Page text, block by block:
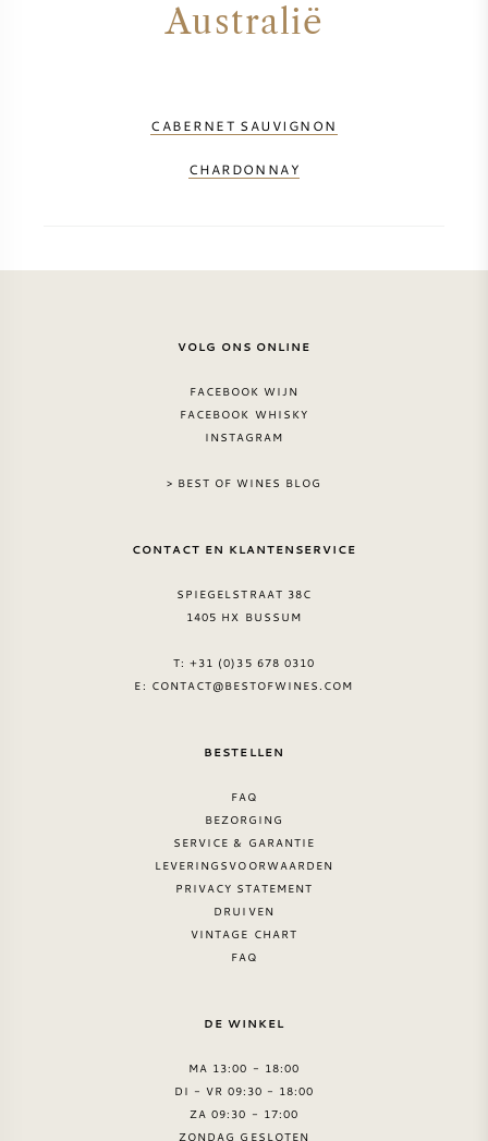
Australië
CABERNET SAUVIGNON
CHARDONNAY
VOLG ONS ONLINE
FACEBOOK WIJN
FACEBOOK WHISKY
INSTAGRAM
> BEST OF WINES BLOG
CONTACT EN KLANTENSERVICE
SPIEGELSTRAAT 38C
1405 HX BUSSUM
T: +31 (0)35 678 0310
E: CONTACT@BESTOFWINES.COM
BESTELLEN
FAQ
BEZORGING
SERVICE & GARANTIE
LEVERINGSVOORWAARDEN
PRIVACY STATEMENT
DRUIVEN
VINTAGE CHART
FAQ
DE WINKEL
MA 13:00 - 18:00
DI - VR 09:30 - 18:00
ZA 09:30 - 17:00
ZONDAG GESLOTEN